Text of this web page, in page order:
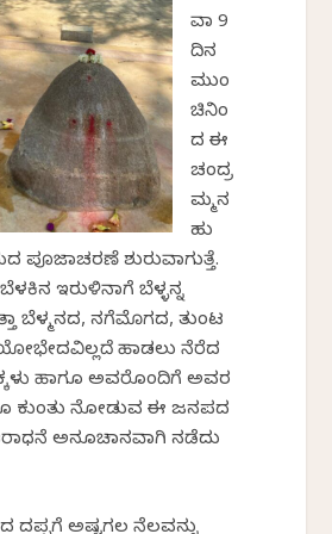
ವಾ 9
ದಿನ
ಮುಂ
ಚಿನಿಂ
ದ ಈ
ಚಂದ್ರ
ಮ್ಮನ
ಹು
ಪೂಜಾಚರಣೆ ಶುರುವಾಗುತ್ತೆ.
ಇರುಳಿನಾಗೆ ಬೆಳ್ಳನ್ನ
ಬೆಳ್ಮನದ, ನಗೆಮೊಗದ, ತುಂಟ
ಹಾಡಲು ನೆರೆದ
ಹಾಗೂ ಅವರೊಂದಿಗೆ ಅವರ
ಕುಂತು ನೋಡುವ ಈ ಜನಪದ
ಅನೂಚಾನವಾಗಿ ನಡೆದು